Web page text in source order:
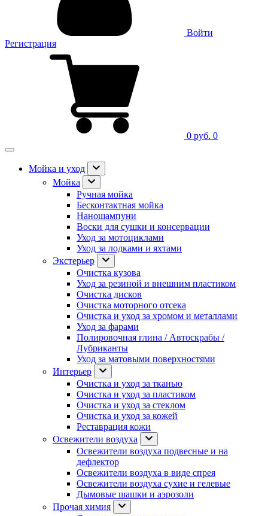
Войти
Регистрация
0 руб. 0
Мойка и уход
Мойка
Ручная мойка
Бесконтактная мойка
Наношампуни
Воски для сушки и консервации
Уход за мотоциклами
Уход за лодками и яхтами
Экстерьер
Очистка кузова
Уход за резиной и внешним пластиком
Очистка дисков
Очистка моторного отсека
Очистка и уход за хромом и металлами
Уход за фарами
Полировочная глина / Автоскрабы /
Лубриканты
Уход за матовыми поверхностями
Интерьер
Очистка и уход за тканью
Очистка и уход за пластиком
Очистка и уход за стеклом
Очистка и уход за кожей
Реставрация кожи
Освежители воздуха
Освежители воздуха подвесные и на
дефлектор
Освежители воздуха в виде спрея
Освежители воздуха сухие и гелевые
Дымовые шашки и аэрозоли
Прочая химия